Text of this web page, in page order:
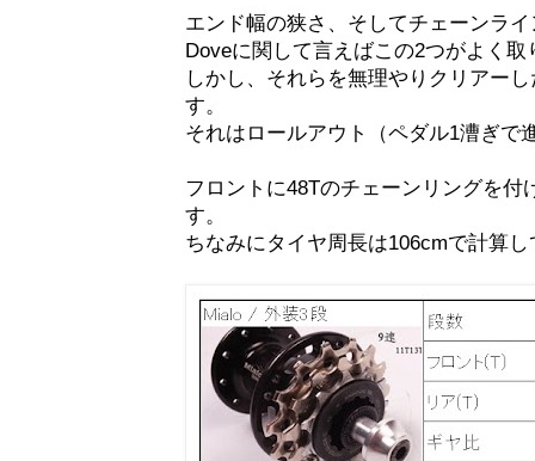
エンド幅の狭さ、そしてチェーンラ
Doveに関して言えばこの2つがよく
しかし、それらを無理やりクリアー
す。
それはロールアウト（ペダル1漕ぎで
フロントに48Tのチェーンリングを
す。
ちなみにタイヤ周長は106cmで計算